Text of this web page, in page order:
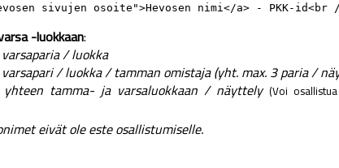
sivujen osoite">Hevosen nimi</a> - PKK-id<br
-luokkaan:
/ luokka
/ luokka / tamman omistaja (yht. max. 3 paria /
yhteen tamma- ja varsaluokkaan / näyttely (Voi
eivät ole este osallistumiselle.